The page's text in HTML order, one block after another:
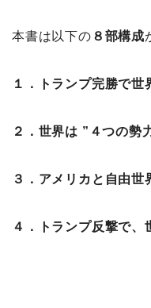
本書は以下の ８部構成
１．トランプ完勝で世
２．世界は ”４つの勢
３．アメリカと自由世
４．トランプ反撃で、